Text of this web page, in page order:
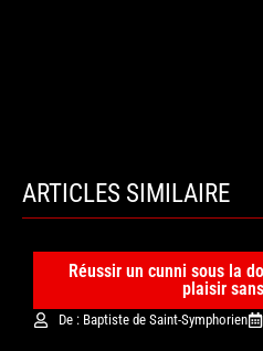
ARTICLES SIMILAIRE
Réussir un cunni sous la
plaisir
De : Baptiste de Saint-Symphorien